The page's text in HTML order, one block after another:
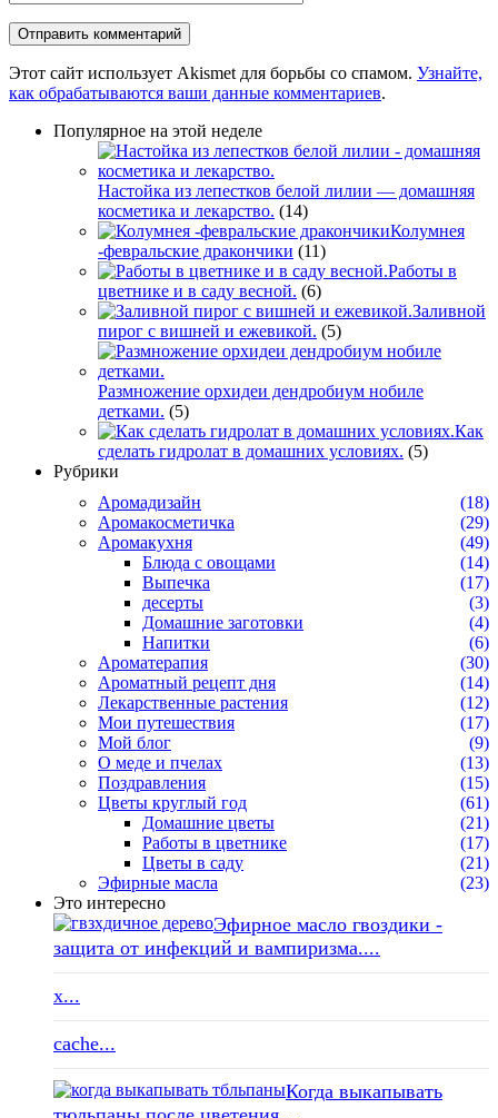
Этот сайт использует Akismet для борьбы со спамом. Узнайте,
как обрабатываются ваши данные комментариев.
Популярное на этой неделе
Настойка из лепестков белой лилии — домашняя
косметика и лекарство. (14)
Колумнея
-февральские дракончики (11)
Работы в
цветнике и в саду весной. (6)
Заливной
пирог с вишней и ежевикой. (5)
Размножение орхидеи дендробиум нобиле
детками. (5)
Как
сделать гидролат в домашних условиях. (5)
Рубрики
Аромадизайн
(18)
Аромакосметичка
(29)
Аромакухня
(49)
Блюда с овощами
(14)
Выпечка
(17)
десерты
(3)
Домашние заготовки
(4)
Напитки
(6)
Ароматерапия
(30)
Ароматный рецепт дня
(14)
Лекарственные растения
(12)
Мои путешествия
(17)
Мой блог
(9)
О меде и пчелах
(13)
Поздравления
(15)
Цветы круглый год
(61)
Домашние цветы
(21)
Работы в цветнике
(17)
Цветы в саду
(21)
Эфирные масла
(23)
Это интересно
Эфирное масло гвоздики -
защита от инфекций и вампиризма....
x...
cache...
Когда выкапывать